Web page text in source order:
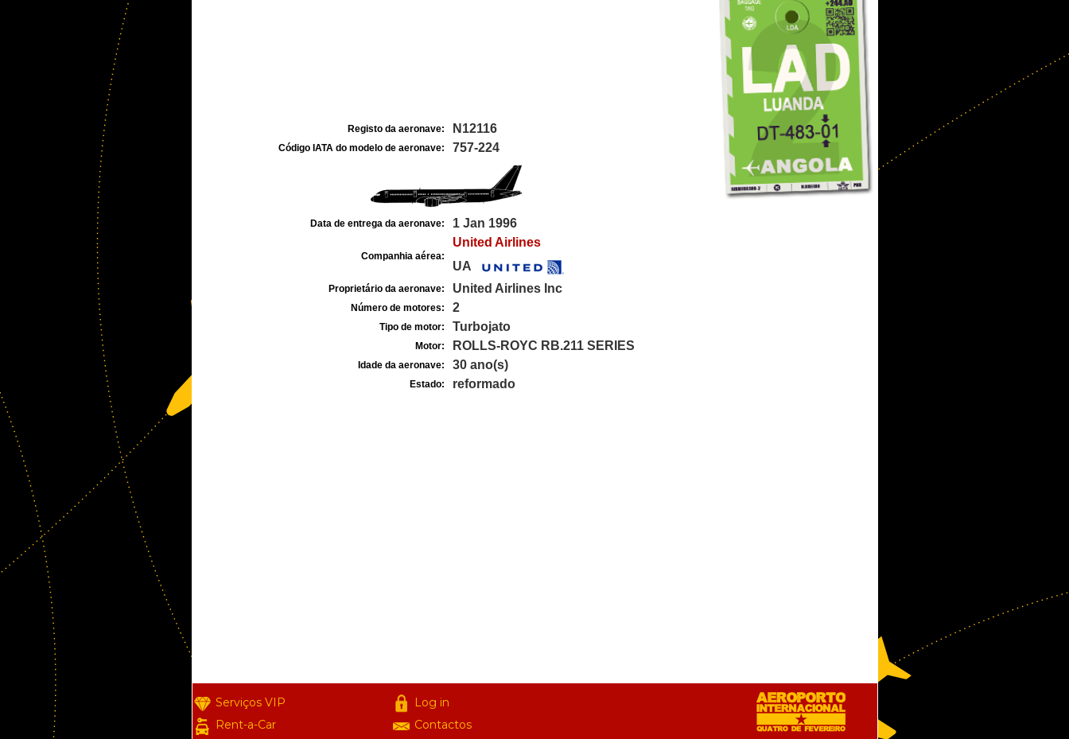
Registo da aeronave: N12116
Código IATA do modelo de aeronave: 757-224
Data de entrega da aeronave: 1 Jan 1996
Companhia aérea:
United Airlines
UA
Proprietário da aeronave: United Airlines Inc
Número de motores: 2
Tipo de motor: Turbojato
Motor: ROLLS-ROYC RB.211 SERIES
Idade da aeronave: 30 ano(s)
Estado: reformado
Serviços VIP
Rent-a-Car
Log in
Contactos